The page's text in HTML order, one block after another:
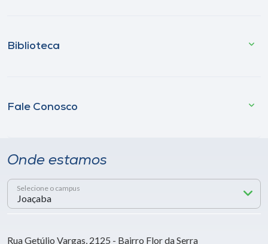
Biblioteca
Fale Conosco
Onde estamos
Selecione o campus
Rua Getúlio Vargas, 2125 - Bairro Flor da Serra